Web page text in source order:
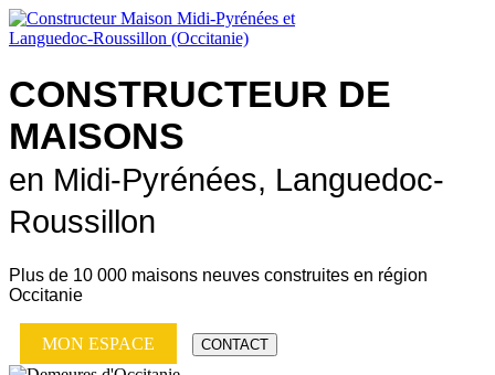
CONSTRUCTEUR DE
MAISONS
en Midi-Pyrénées, Languedoc-
Roussillon
Plus de 10 000 maisons neuves construites en région
Occitanie
MON ESPACE CONTACT